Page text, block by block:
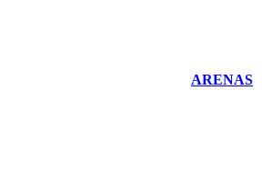
ARENAS